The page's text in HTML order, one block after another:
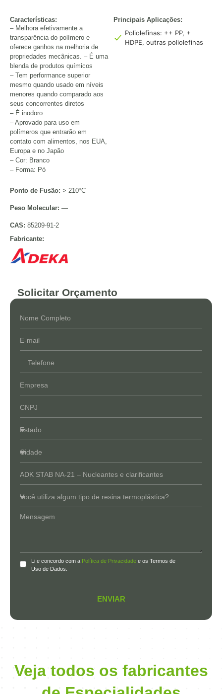
Características:
– Melhora efetivamente a
transparência do polímero e
oferece ganhos na melhoria de
propriedades mecânicas. – É uma
blenda de produtos químicos
– Tem performance superior
mesmo quando usado em níveis
menores quando comparado aos
seus concorrentes diretos
– É inodoro
– Aprovado para uso em
polímeros que entrarão em
contato com alimentos, nos EUA,
Europa e no Japão
– Cor: Branco
– Forma: Pó
Ponto de Fusão: > 210ºC
Peso Molecular: —
CAS: 85209-91-2
Fabricante:
Principais Aplicações:
Poliolefinas: ++ PP, +
HDPE, outras poliolefinas
Solicitar Orçamento
Li e concordo com a Política de Privacidade e os Termos de
Uso de Dados.
ENVIAR
Veja todos os fabricantes